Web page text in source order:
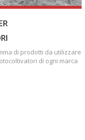
di prodotti da utilizzare
di ogni marca